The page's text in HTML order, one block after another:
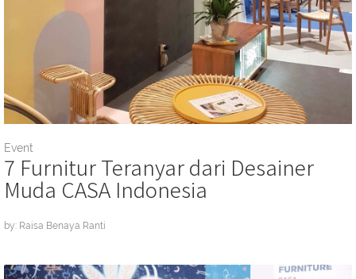
Event
7 Furnitur Teranyar dari Desainer
Muda CASA Indonesia
by: Raisa Benaya Ranti